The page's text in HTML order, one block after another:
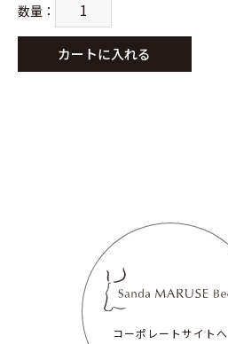
数量 ：
カートに入れる
コーポレートサイトへ